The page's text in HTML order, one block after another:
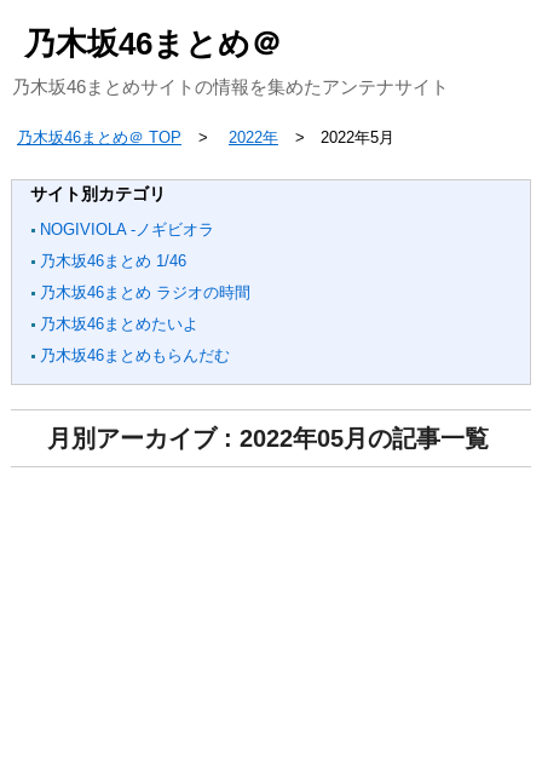
乃木坂46まとめ＠
乃木坂46まとめサイトの情報を集めたアンテナサイト
乃木坂46まとめ＠ TOP 2022年 2022年5月
サイト別カテゴリ
NOGIVIOLA -ノギビオラ
乃木坂46まとめ 1/46
乃木坂46まとめ ラジオの時間
乃木坂46まとめたいよ
乃木坂46まとめもらんだむ
月別アーカイブ : 2022年05月の記事一覧